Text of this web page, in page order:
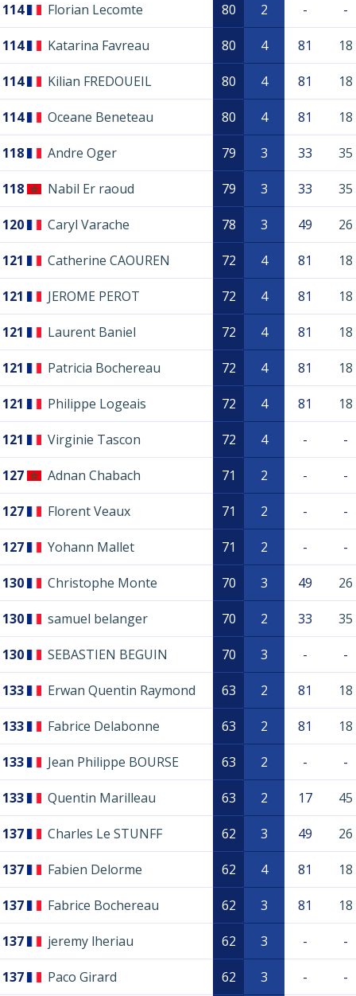
114 Florian Lecomte 80 2 - -
114 Katarina Favreau 80 4 81 18
114 Kilian FREDOUEIL 80 4 81 18
114 Oceane Beneteau 80 4 81 18
118 Andre Oger 79 3 33 35
118 Nabil Er raoud 79 3 33 35
120 Caryl Varache 78 3 49 26
121 Catherine CAOUREN 72 4 81 18
121 JEROME PEROT 72 4 81 18
121 Laurent Baniel 72 4 81 18
121 Patricia Bochereau 72 4 81 18
121 Philippe Logeais 72 4 81 18
121 Virginie Tascon 72 4 - -
127 Adnan Chabach 71 2 - -
127 Florent Veaux 71 2 - -
127 Yohann Mallet 71 2 - -
130 Christophe Monte 70 3 49 26
130 samuel belanger 70 2 33 35
130 SEBASTIEN BEGUIN 70 3 - -
133 Erwan Quentin Raymond 63 2 81 18
133 Fabrice Delabonne 63 2 81 18
133 Jean Philippe BOURSE 63 2 - -
133 Quentin Marilleau 63 2 17 45
137 Charles Le STUNFF 62 3 49 26
137 Fabien Delorme 62 4 81 18
137 Fabrice Bochereau 62 3 81 18
137 jeremy lheriau 62 3 - -
137 Paco Girard 62 3 - -